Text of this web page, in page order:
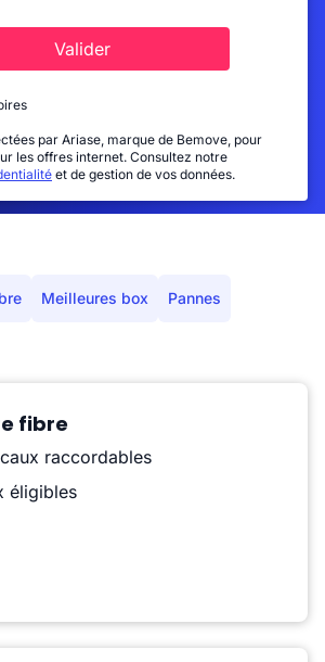
Valider
par Ariase, marque de Bemove, pour
les offres internet. Consultez notre
et de gestion de vos données.
Meilleures box Pannes
fibre
raccordables
éligibles